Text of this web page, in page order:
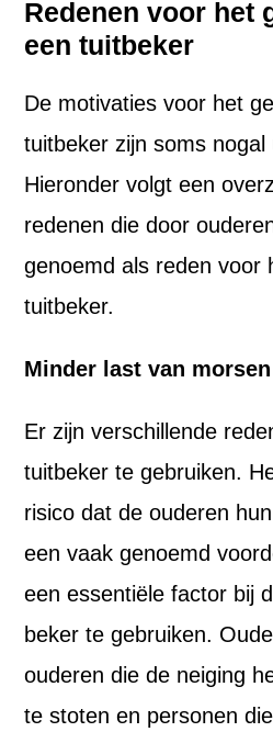
Redenen voor het
een tuitbeker
De motivaties voor het
tuitbeker zijn soms nogal
Hieronder volgt een
redenen die door
genoemd als reden voor
tuitbeker.
Minder last van morsen
Er zijn verschillende
tuitbeker te gebruiken.
risico dat de ouderen
een vaak genoemd
een essentiële factor bij
beker te gebruiken.
ouderen die de neiging
te stoten en personen